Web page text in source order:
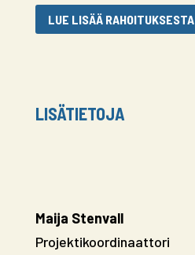
LUE LISÄÄ RAHOITUKSESTA
LISÄTIETOJA
Maija Stenvall
Projektikoordinaattori